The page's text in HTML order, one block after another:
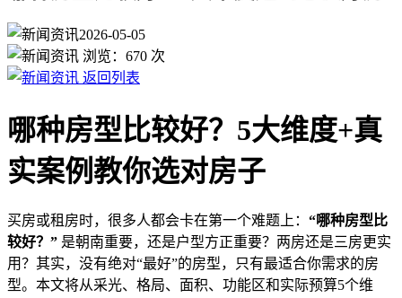
2026-05-05
浏览： 670 次
返回列表
哪种房型比较好？5大维度+真
实案例教你选对房子
买房或租房时，很多人都会卡在第一个难题上： “哪种房型比
较好？” 是朝南重要，还是户型方正重要？两房还是三房更实
用？其实，没有绝对“最好”的房型，只有最适合你需求的房
型。本文将从采光、格局、面积、功能区和实际预算5个维